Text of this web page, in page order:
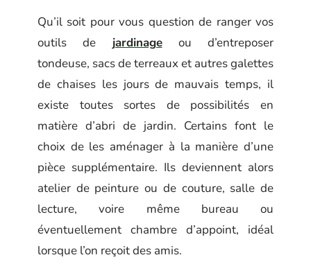
Qu’il soit pour vous question de ranger vos
outils de jardinageou d’entreposer
tondeuse, sacs de terreaux et autres galettes
de chaises les jours de mauvais temps, il
existe toutes sortes de possibilités en
matière d’abri de jardin. Certains font le
choix de les aménager à la manière d’une
pièce supplémentaire. Ils deviennent alors
atelier de peinture ou de couture, salle de
lecture, voire même bureau ou
éventuellement chambre d’appoint, idéal
lorsque l’on reçoit des amis.